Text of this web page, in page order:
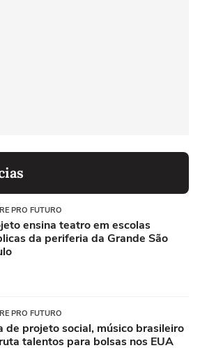
PRO FUTURO
ensina teatro em escolas
da periferia da Grande São
PRO FUTURO
de projeto social, músico brasileiro
talentos para bolsas nos EUA